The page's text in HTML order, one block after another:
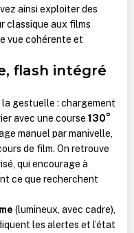
ainsi exploiter des
classique aux films
vue cohérente et
flash intégré
la gestuelle : chargement
avec une course 130°
manuel par manivelle,
de film. On retrouve
qui encourage à
ce que recherchent
(lumineux, avec cadre),
les alertes et l’état